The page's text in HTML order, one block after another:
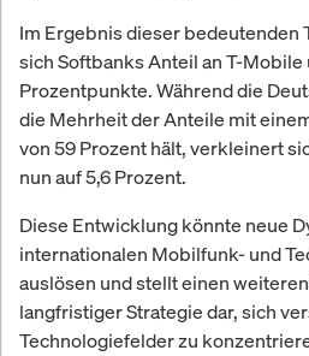
Im Ergebnis dieser bedeutenden
sich Softbanks Anteil an T-Mobile
Prozentpunkte. Während die
die Mehrheit der Anteile mit
von 59 Prozent hält, verkleinert
nun auf 5,6 Prozent.
Diese Entwicklung könnte neue
internationalen Mobilfunk- und
auslösen und stellt einen
langfristiger Strategie dar, sich
Technologiefelder zu